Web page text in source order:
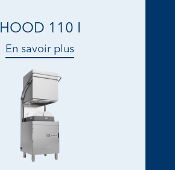
HOOD 110 I
En savoir plus